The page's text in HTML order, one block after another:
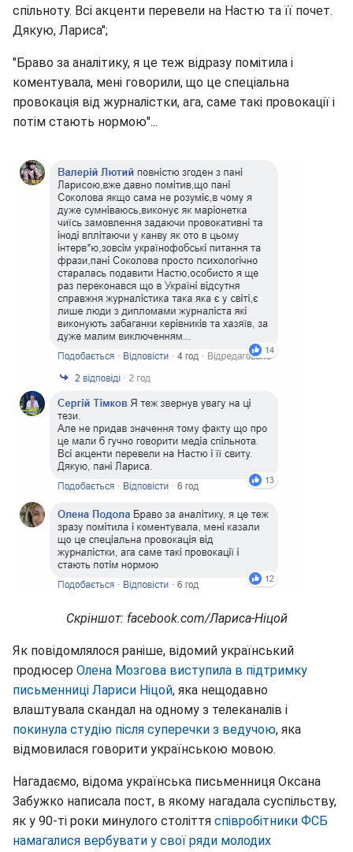
спільноту. Всі акценти перевели на Настю та її почет.
Дякую, Лариса";
"Браво за аналітику, я це теж відразу помітила і
коментувала, мені говорили, що це спеціальна
провокація від журналістки, ага, саме такі провокації і
потім стають нормою"...
Скріншот: facebook.com/Лариса-Ніцой
Як повідомлялося раніше, відомий український
продюсер Олена Мозгова виступила в підтримку
письменниці Лариси Ніцой, яка нещодавно
влаштувала скандал на одному з телеканалів і
покинула студію після суперечки з ведучою, яка
відмовилася говорити українською мовою.
Нагадаємо, відома українська письменниця Оксана
Забужко написала пост, в якому нагадала суспільству,
як у 90-ті роки минулого століття співробітники ФСБ
намагалися вербувати у свої ряди молодих